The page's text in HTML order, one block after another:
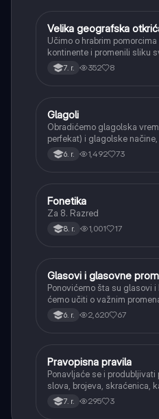
Istorija
Velika geografska
Učimo o hrabrim
kontinente i promenili sliku
7. r. 352 8
Srpski jezik
Glagoli
Obradićemo glagolska
perfekat) i glagolske
(infinitiv, glagolski pridevi i
(svršeni i nesvršeni).
6. r. 1,492 73
Srpski jezik
Fonetika
Za 8. Razred
8. r. 1,001 17
Srpski jezik
Glasovi i glasovne
Ponovićemo šta su glasovi
ćemo učiti o važnim
kada se glasovi nađu jedan
(npr. jednačenje suglasnika
6. r. 2,620 67
Srpski jezik
Pravopisna pravila
Ponavljaće se i
slova, brojeva, skraćenica,
interpunkcije, sa posebnim
složenoj rečenici.
7. r. 295 3